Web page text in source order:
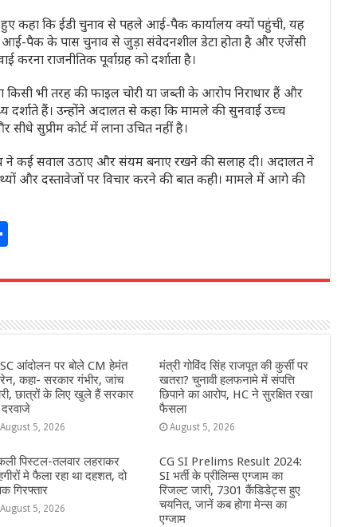
कहा कि ईडी चुनाव से पहले आई-पैक कार्यालय क्यों पहुंची, यह
पैक के पास चुनाव से जुड़ा संवेदनशील डेटा होता है और एजेंसी
राजनीतिक पूर्वाग्रह को दर्शाता है।
किसी भी तरह की फाइल चोरी या जब्ती के आरोप निराधार हैं और
हैं। उन्होंने अदालत से कहा कि मामले की सुनवाई उच्च
सुप्रीम कोर्ट में लाना उचित नहीं है।
ने कई सवाल उठाए और संयम बनाए रखने की सलाह दी। अदालत ने
और दस्तावेजों पर विचार करने की बात कही। मामले में आगे की
ar
आंदोलन पर बोले CM हेमंत
कहा- सरकार गंभीर, जांच
छात्रों के लिए खुले हैं सरकार
August 5, 2026
मंत्री गोविंद सिंह राजपूत की कुर्सी पर
खतरा? चुनावी हलफनामे में संपत्ति
छिपाने का आरोप, HC ने सुरक्षित रखा
फैसला
August 5, 2026
पिस्टल-तलवार लहराकर
मे फैला रहा था दहशत, दो
गिरफ्तार
August 5, 2026
CG SI Prelims Result 2024:
SI भर्ती के प्रीलिम्स एग्जाम का
रिजल्ट जारी, 7301 कैंडिडेट्स हुए
चयनित, जानें कब होगा मेन्स का
एग्जाम